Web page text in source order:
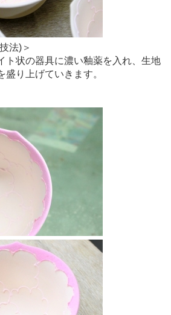
法)＞
ト状の器具に濃い釉薬を入れ、生地
り上げていきます。